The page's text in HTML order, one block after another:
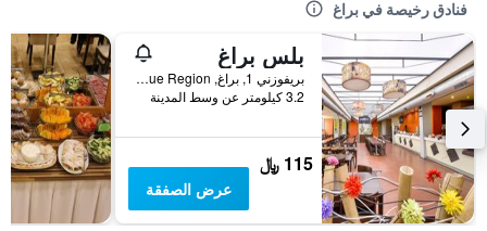
فنادق رخيصة في براغ
بلس براغ
بريفوزني 1, براغ, Prague Region, جمهورية التشيك
3.2 كيلومتر عن وسط المدينة
115 ﷼
عرض الصفقة